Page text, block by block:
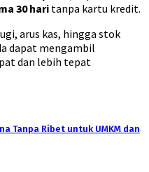
30 haritanpa kartu kredit.
arus kas, hingga stok
dapat mengambil
dan lebih tepat
Tanpa Ribet untuk UMKM dan